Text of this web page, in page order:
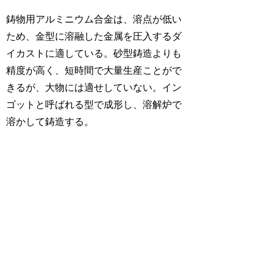
鋳物用アルミニウム合金は、溶点が低い
ため、金型に溶融した金属を圧入するダ
イカストに適している。砂型鋳造よりも
精度が高く、短時間で大量生産ことがで
きるが、大物には適せしていない。イン
ゴットと呼ばれる型で成形し、溶解炉で
溶かして鋳造する。